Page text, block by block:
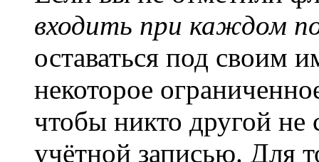
входить при каждом
оставаться под своим
некоторое
чтобы никто другой не
учётной записью. Для